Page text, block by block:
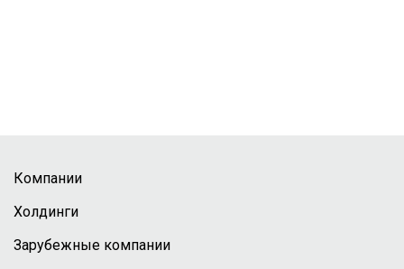
Компании
Холдинги
Зарубежные компании